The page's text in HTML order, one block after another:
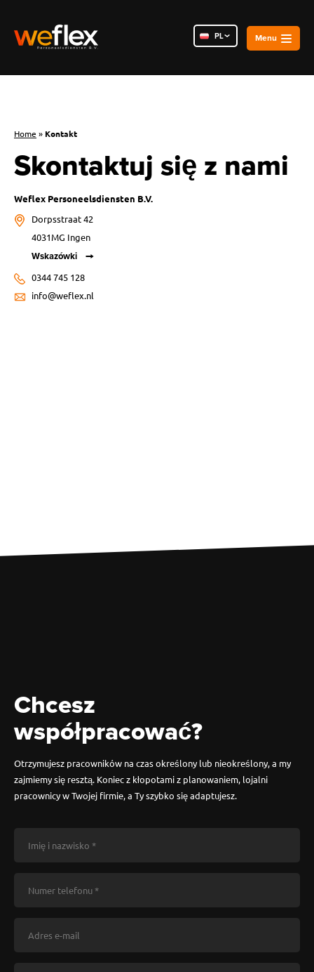
PL
RO
Home » Kontakt
Skontaktuj się z nami
Weflex Personeelsdiensten B.V.
Dorpsstraat 42
4031MG Ingen
Wskazówki
0344 745 128
info@weflex.nl
Chcesz
współpracować?
Otrzymujesz pracowników na czas określony lub nieokreślony, a my
zajmiemy się resztą. Koniec z kłopotami z planowaniem, lojalni
pracownicy w Twojej firmie, a Ty szybko się adaptujesz.